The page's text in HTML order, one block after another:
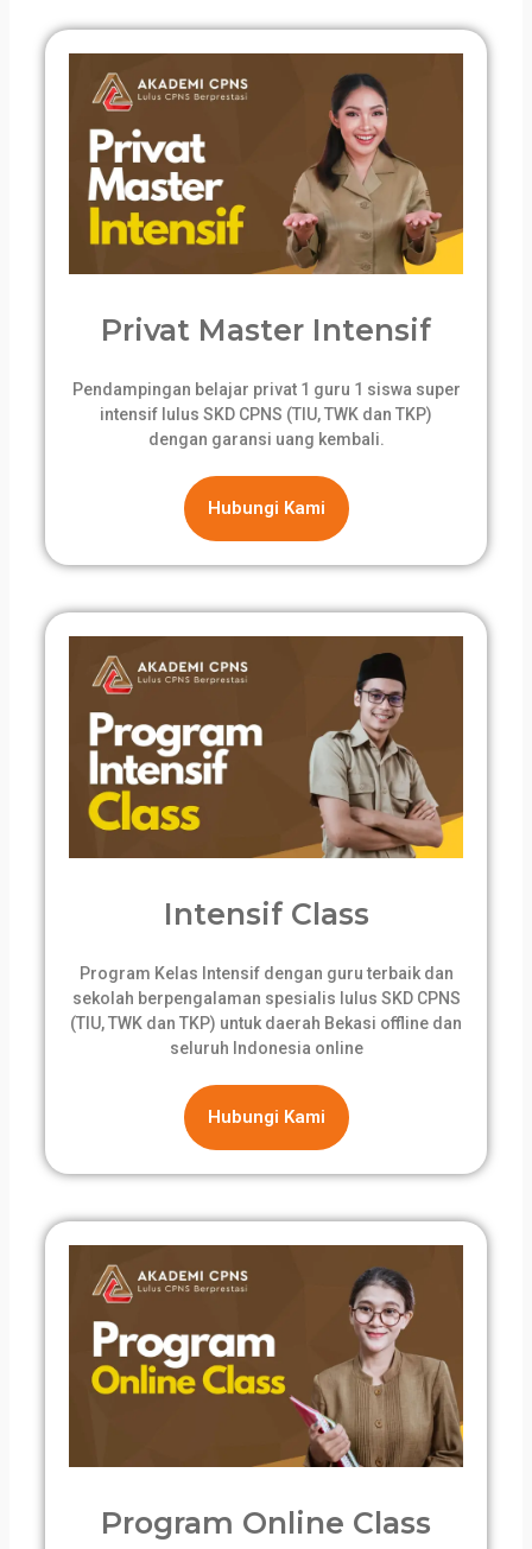
Privat Master Intensif
Pendampingan belajar privat 1 guru 1 siswa super
intensif lulus SKD CPNS (TIU, TWK dan TKP)
dengan garansi uang kembali.
Hubungi Kami
Intensif Class
Program Kelas Intensif dengan guru terbaik dan
sekolah berpengalaman spesialis lulus SKD CPNS
(TIU, TWK dan TKP) untuk daerah Bekasi offline dan
seluruh Indonesia online
Hubungi Kami
Program Online Class